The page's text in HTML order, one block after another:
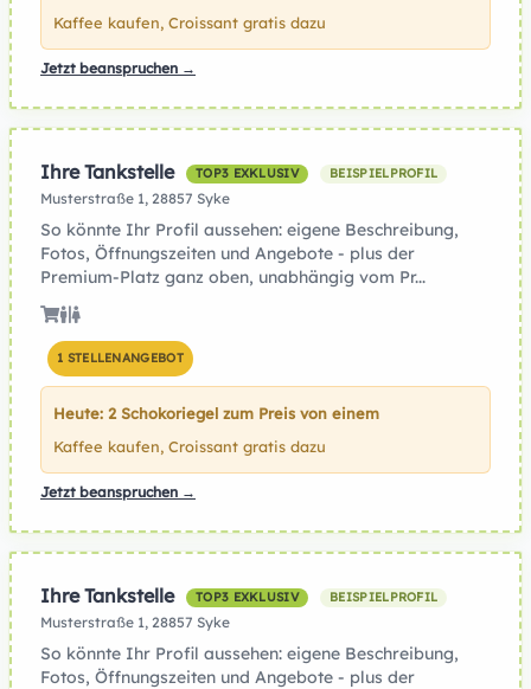
Kaffee kaufen, Croissant gratis dazu
Jetzt beanspruchen →
Ihre Tankstelle TOP3 EXKLUSIV BEISPIELPROFIL
Musterstraße 1, 28857 Syke
So könnte Ihr Profil aussehen: eigene Beschreibung,
Fotos, Öffnungszeiten und Angebote - plus der
Premium-Platz ganz oben, unabhängig vom Pr...
1 STELLENANGEBOT
Heute: 2 Schokoriegel zum Preis von einem
Kaffee kaufen, Croissant gratis dazu
Jetzt beanspruchen →
Ihre Tankstelle TOP3 EXKLUSIV BEISPIELPROFIL
Musterstraße 1, 28857 Syke
So könnte Ihr Profil aussehen: eigene Beschreibung,
Fotos, Öffnungszeiten und Angebote - plus der